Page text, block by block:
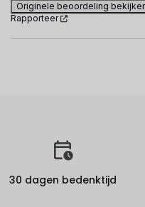
Originele beoordeling
Rapporteer
30 dagen bedenktijd